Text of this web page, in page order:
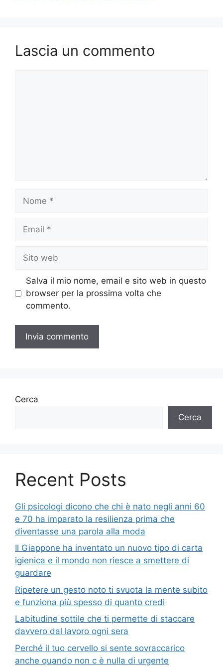
Lascia un commento
Nome
Email
Sito
web
Salva il mio nome, email e sito web in questo
browser per la prossima volta che
commento.
Cerca
Cerca
Recent Posts
Gli psicologi dicono che chi è nato negli anni 60
e 70 ha imparato la resilienza prima che
diventasse una parola alla moda
Il Giappone ha inventato un nuovo tipo di carta
igienica e il mondo non riesce a smettere di
guardare
Ripetere un gesto noto ti svuota la mente subito
e funziona più spesso di quanto credi
Labitudine sottile che ti permette di staccare
davvero dal lavoro ogni sera
Perché il tuo cervello si sente sovraccarico
anche quando non c è nulla di urgente